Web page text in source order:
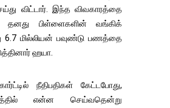
விட்டார். இந்த விவகாரத்தை
தனது பிள்ளைகளின் வங்கிக்
6.7 மில்லியன் பவுண்டு பணத்தை
ஹயா.
நீதிபதிகள் கேட்டபோது,
என்ன செய்வதென்று